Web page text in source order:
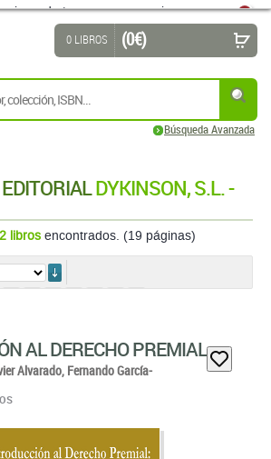
Búsqueda Avanzada
(0 €)
DYKINSON, S.L. -
libros encontrados. (19 páginas)
ordenar
2 3 4 5 6 7 8
AL DERECHO PREMIAL
Alvarado,Fernando García-